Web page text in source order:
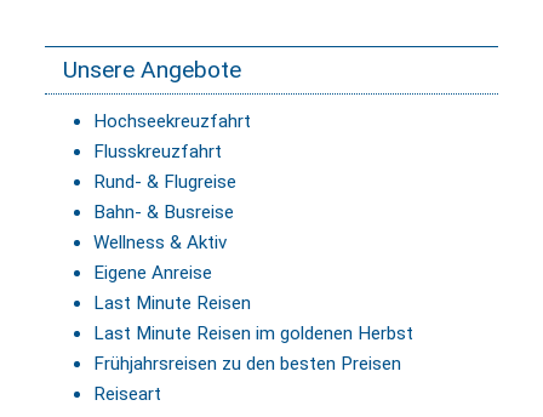
Unsere Angebote
Hochseekreuzfahrt
Flusskreuzfahrt
Rund- & Flugreise
Bahn- & Busreise
Wellness & Aktiv
Eigene Anreise
Last Minute Reisen
Last Minute Reisen im goldenen Herbst
Frühjahrsreisen zu den besten Preisen
Reiseart